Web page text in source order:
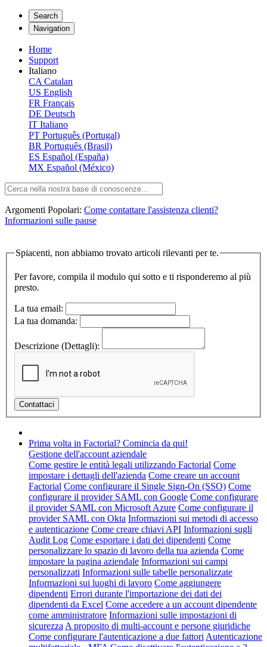
Search
Navigation
Home
Support
Italiano
CA Catalan
US English
FR Français
DE Deutsch
IT Italiano
PT Português (Portugal)
BR Português (Brasil)
ES Español (España)
MX Español (México)
Argomenti Popolari: Come contattare l'assistenza clienti?
Informazioni sulle pause
Spiacenti, non abbiamo trovato articoli rilevanti per te.
Per favore, compila il modulo qui sotto e ti risponderemo al più
presto.
La tua email:
La tua domanda:
Descrizione (Dettagli):
Prima volta in Factorial? Comincia da qui!
Gestione dell'account aziendale
Come gestire le entità legali utilizzando Factorial Come
impostare i dettagli dell'azienda Come creare un account
Factorial Come configurare il Single Sign-On (SSO) Come
configurare il provider SAML con Google Come configurare
il provider SAML con Microsoft Azure Come configurare il
provider SAML con Okta Informazioni sui metodi di accesso
e autenticazione Come creare chiavi API Informazioni sugli
Audit Log Come esportare i dati dei dipendenti Come
personalizzare lo spazio di lavoro della tua azienda Come
impostare la pagina aziendale Informazioni sui campi
personalizzati Informazioni sulle tabelle personalizzate
Informazioni sui luoghi di lavoro Come aggiungere
dipendenti Errori durante l'importazione dei dati dei
dipendenti da Excel Come accedere a un account dipendente
come amministratore Informazioni sulle impostazioni di
sicurezza A proposito di multi-account e persone giuridiche
Come configurare l'autenticazione a due fattori Autenticazione